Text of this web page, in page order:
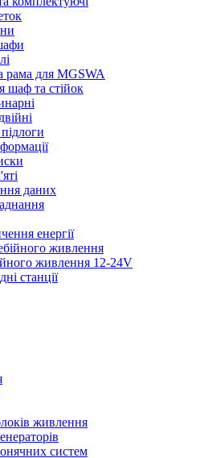
рама для MGSWA
шаф та стійок
даних
енергії
живлення
живлення 12-24V
станції
живлення
систем